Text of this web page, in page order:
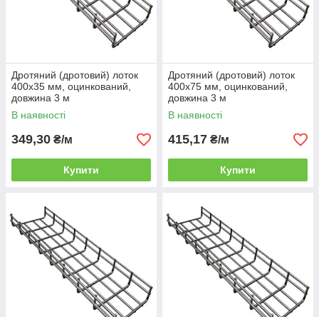
Дротяний (дротовий) лоток
400х35 мм, оцинкований,
довжина 3 м
В наявності
349,30 ₴/м
Купити
Дротяний (дротовий) лоток
400х75 мм, оцинкований,
довжина 3 м
В наявності
415,17 ₴/м
Купити